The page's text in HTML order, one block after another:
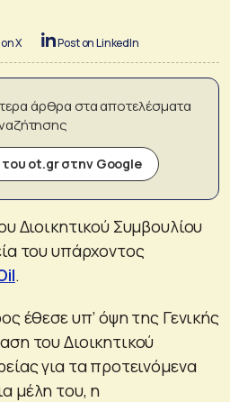
X Post on LinkedIn
άρθρα στα αποτελέσματα
ot.gr στην Google
Διοικητικού Συμβουλίου
του υπάρχοντος
.
έθεσε υπ’ όψη της Γενικής
του Διοικητικού
για τα προτεινόμενα
μέλη του, η